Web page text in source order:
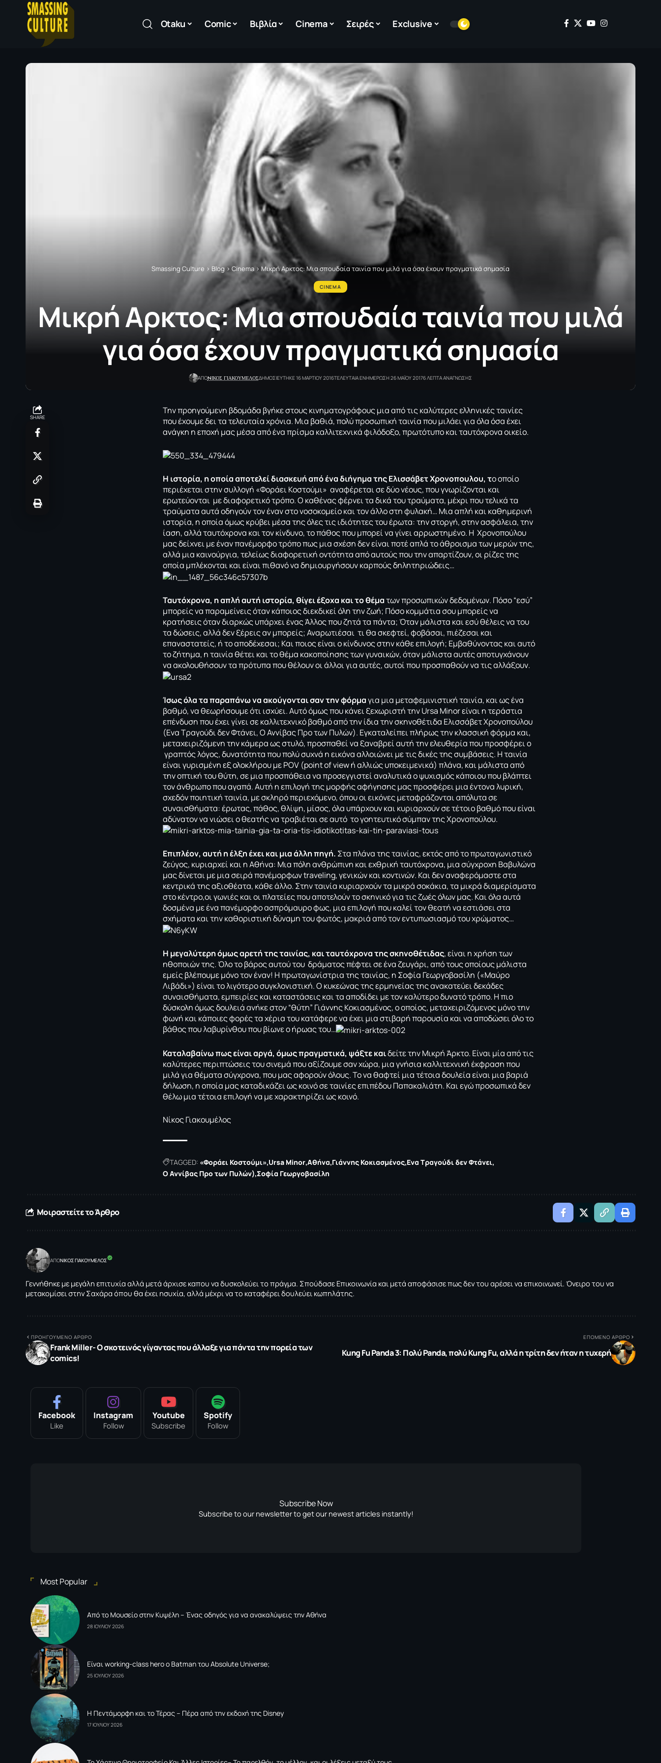
Otaku Comic Βιβλία Cinema Σειρές Exclusive
Smassing Culture > Blog>Cinema > Μικρή Αρκτος: Μια σπουδαία ταινία που μιλά για όσα έχουν πραγματικά σημασία
CINEMA
Μικρή Αρκτος: Μια σπουδαία ταινία που μιλά
για όσα έχουν πραγματικά σημασία
ΑΠΟNΙΚΟΣ ΓΙΑΚΟΥΜΕΛΟΣΔΗΜΟΣΙΕΥΤΗΚΕ 16 ΜΑΡΤΙΟΥ 2016ΤΕΛΕΥΤΑΙΑ ΕΝΗΜΕΡΩΣΗ 26 ΜΑΪΟΥ 20176 ΛΕΠΤΑ ΑΝΑΓΝΩΣΗΣ
SHARE
Την προηγούμενη βδομάδα βγήκε στους κινηματογράφους μια από τις καλύτερες ελληνικές ταινίες
που έχουμε δει τα τελευταία χρόνια. Μια βαθιά, πολύ προσωπική ταινία που μιλάει για όλα όσα έχει
ανάγκη η εποχή μας μέσα από ένα πρίσμα καλλιτεχνικά φιλόδοξο, πρωτότυπο και ταυτόχρονα οικείο.
H ιστορία, η οποία αποτελεί διασκευή από ένα διήγημα της Ελισσάβετ Χρονοπουλου, το οποίο
περιέχεται στην συλλογή «Φοράει Κοστούμι» αναφέρεται σε δύο νέους, που γνωρίζονται και
ερωτεύονται με διαφορετικό τρόπο. Ο καθένας φέρνει τα δικά του τραύματα, μέχρι που τελικά τα
τραύματα αυτά οδηγούν τον έναν στο νοσοκομείο και τον άλλο στη φυλακή… Μια απλή και καθημερινή
ιστορία, η οποία όμως κρύβει μέσα της όλες τις ιδιότητες του έρωτα: την στοργή, στην ασφάλεια, την
ίαση, αλλά ταυτόχρονα και τον κίνδυνο, το πάθος που μπορεί να γίνει αρρωστημένο. Η Χρονοπούλου
μας δείχνει με έναν πανέμορφο τρόπο πως μια σχέση δεν είναι ποτέ απλά το άθροισμα των μερών της,
αλλά μια καινούργια, τελείως διαφορετική οντότητα από αυτούς που την απαρτίζουν, οι ρίζες της
οποία μπλέκονται και είναι πιθανό να δημιουργήσουν καρπούς δηλητηριώδεις…
Ταυτόχρονα, η απλή αυτή ιστορία, θίγει έξοχα και το θέματων προσωπικών δεδομένων. Πόσο “εσύ”
μπορείς να παραμείνεις όταν κάποιος διεκδικεί όλη την ζωή; Πόσο κομμάτια σου μπορείς να
κρατήσεις όταν διαρκώς υπάρχει ένας Άλλος που ζητά τα πάντα; Όταν μάλιστα και εσύ θέλεις να του
τα δώσεις, αλλά δεν ξέρεις αν μπορείς; Αναρωτιέσαι τι θα σκεφτεί, φοβάσαι, πιέζεσαι και
επαναστατείς, ή το αποδέχεσαι; Και ποιος είναι ο κίνδυνος στην κάθε επιλογή; Εμβαθύνοντας και αυτό
το ζήτημα, η ταινία θέτει και το θέμα κακοποίησης των γυναικών, όταν μάλιστα αυτές αποτυγχάνουν
να ακολουθήσουν τα πρότυπα που θέλουν οι άλλοι για αυτές, αυτοί που προσπαθούν να τις αλλάξουν.
Ίσως όλα τα παραπάνω να ακούγονται σαν την φόρμαγια μια μεταφεμινιστική ταινία, και ως ένα
βαθμό, να θεωρήσουμε ότι ισχύει. Αυτό όμως που κάνει ξεχωριστή την Ursa Minor είναι η τεράστια
επένδυση που έχει γίνει σε καλλιτεχνικό βαθμό από την ίδια την σκηνοθέτιδα Ελισσάβετ Χρονοπούλου
(Ενα Τραγούδι δεν Φτάνει, Ο Αννίβας Προ των Πυλών). Εγκαταλείπει πλήρως την κλασσική φόρμα και,
μεταχειριζόμενη την κάμερα ως στυλό, προσπαθεί να ξαναβρεί αυτή την ελευθερία που προσφέρει ο
γραπτός λόγος, δυνατότητα που πολύ συχνά η εικόνα αλλοιώνει με τις δικές της συμβάσεις. Η ταινία
είναι γυρισμένη εξ ολοκλήρου με POV (point of view ή αλλιώς υποκειμενικά) πλάνα, και μάλιστα από
την οπτική του θύτη, σε μια προσπάθεια να προσεγγιστεί αναλυτικά ο ψυχισμός κάποιου που βλάπτει
τον άνθρωπο που αγαπά. Αυτή η επιλογή της μορφής αφήγησης μας προσφέρει μια έντονα λυρική,
σχεδόν ποιητική ταινία, με σκληρό περιεχόμενο, όπου οι εικόνες μεταφράζονται απόλυτα σε
συναισθήματα: έρωτας, πάθος, θλίψη, μίσος, όλα υπάρχουν και κυριαρχούν σε τέτοιο βαθμό που είναι
αδύνατον να νιώσει ο θεατής να τραβιέται σε αυτό το γοητευτικό σύμπαν της Χρονοπούλου.
Επιπλέον, αυτή η έλξη έχει και μια άλλη πηγή. Στα πλάνα της ταινίας, εκτός από το πρωταγωνιστικό
ζεύγος, κυριαρχεί και η Αθήνα: Μια πόλη ανθρώπινη και εχθρική ταυτόχρονα, μια σύγχροχη Βαβυλώνα
μας δίνεται με μια σειρά πανέμορφων traveling, γενικών και κοντινών. Και δεν αναφερόμαστε στα
κεντρικά της αξιοθέατα, κάθε άλλο. Στην ταινία κυριαρχούν τα μικρά σοκάκια, τα μικρά διαμερίσματα
στο κέντρο,οι γωνιές και οι πλατείες που αποτελούν το σκηνικό για τις ζωές όλων μας. Και όλα αυτά
δοσμένα με ένα πανέμορφο ασπρόμαυρο φως, μια επιλογή που καλεί τον θεατή να εστιάσει στα
σχήματα και την καθοριστική δύναμη του φωτός, μακριά από τον εντυπωσιασμό του χρώματος…
Η μεγαλύτερη όμως αρετή της ταινίας, και ταυτόχρονα της σκηνοθέτιδας, είναι η χρήση των
ηθοποιών της. Όλο το βάρος αυτού του δράματος πέφτει σε ένα ζευγάρι, από τους οποίους μάλιστα
εμείς βλέπουμε μόνο τον έναν! Η πρωταγωνίστρια της ταινίας, η Σοφία Γεωργοβασίλη («Μαύρο
Λιβάδι») είναι το λιγότερο συγκλονιστική. Ο κυκεώνας της ερμηνείας της ανακατεύει δεκάδες
συναισθήματα, εμπειρίες και καταστάσεις και τα αποδίδει με τον καλύτερο δυνατό τρόπο. Η πιο
δύσκολη όμως δουλειά ανήκε στον “θύτη” Γιάννης Κοκιασμένος, ο οποίος, μεταχειριζόμενος μόνο την
φωνή και κάποιες φορές τα χέρια του κατάφερε να έχει μια στιβαρή παρουσία και να αποδώσει όλο το
βάθος που λαβυρίνθου που βίωνε ο ήρωας του…
Καταλαβαίνω πως είναι αργά, όμως πραγματικά, ψάξτε καιδείτε την Μικρή Άρκτο. Είναι μία από τις
καλύτερες περιπτώσεις του σινεμά που αξίζουμε σαν χώρα, μια γνήσια καλλιτεχνική έκφραση που
μιλά για θέματα σύγχρονα, που μας αφορούν όλους. Το να θαφτεί μια τέτοια δουλεία είναι μια βαριά
δήλωση, η οποία μας καταδικάζει ως κοινό σε ταινίες επιπέδου Παπακαλιάτη. Και εγώ προσωπικά δεν
θέλω μια τέτοια επιλογή να με χαρακτηρίζει ως κοινό.
Νίκος Γιακουμέλος
TAGGED: «Φοράει Κοστούμι» Ursa Minor Αθήνα Γιάννης Κοκιασμένος Ενα Τραγούδι δεν Φτάνει
Ο Αννίβας Προ των Πυλών) Σοφία Γεωργοβασίλη
Μοιραστείτε το Άρθρο
ΑΠΟNΙΚΟΣ ΓΙΑΚΟΥΜΕΛΟΣ
Γεννήθηκε με μεγάλη επιτυχία αλλά μετά άρχισε καπου να δυσκολεύει το πράγμα. Σπούδασε Επικοινωνία και μετά αποφάσισε πως δεν του αρέσει να επικοινωνεί. Όνειρο του να
μετακομίσει στην Σαχάρα όπου θα έχει ησυχία, αλλά μέχρι να το καταφέρει δουλεύει κωπηλάτης.
ΠΡΟΗΓΟΥΜΕΝΟ ΑΡΘΡΟ
Frank Miller- Ο σκοτεινός γίγαντας που άλλαξε για πάντα την πορεία των
comics!
ΕΠΟΜΕΝΟ ΑΡΘΡΟ
Kung Fu Panda 3: Πολύ Panda, πολύ Kung Fu, αλλά η τρίτη δεν ήταν η τυχερή
Facebook
Like
Instagram
Follow
Youtube
Subscribe
Spotify
Follow
Subscribe Now
Subscribe to our newsletter to get our newest articles instantly!
Most Popular
Από το Μουσείο στην Κυψέλη – Ένας οδηγός για να ανακαλύψεις την Αθήνα
28 ΙΟΥΛΙΟΥ 2026
Είναι working-class hero ο Batman του Absolute Universe;
25 ΙΟΥΛΙΟΥ 2026
Η Πεντάμορφη και το Τέρας – Πέρα από την εκδοχή της Disney
17 ΙΟΥΛΙΟΥ 2026